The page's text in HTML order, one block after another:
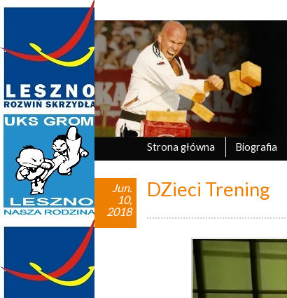
Marek
oficjalna strona UKS Grom
Strona główna Biografia
DZieci Trening
Jun.
10,
2018